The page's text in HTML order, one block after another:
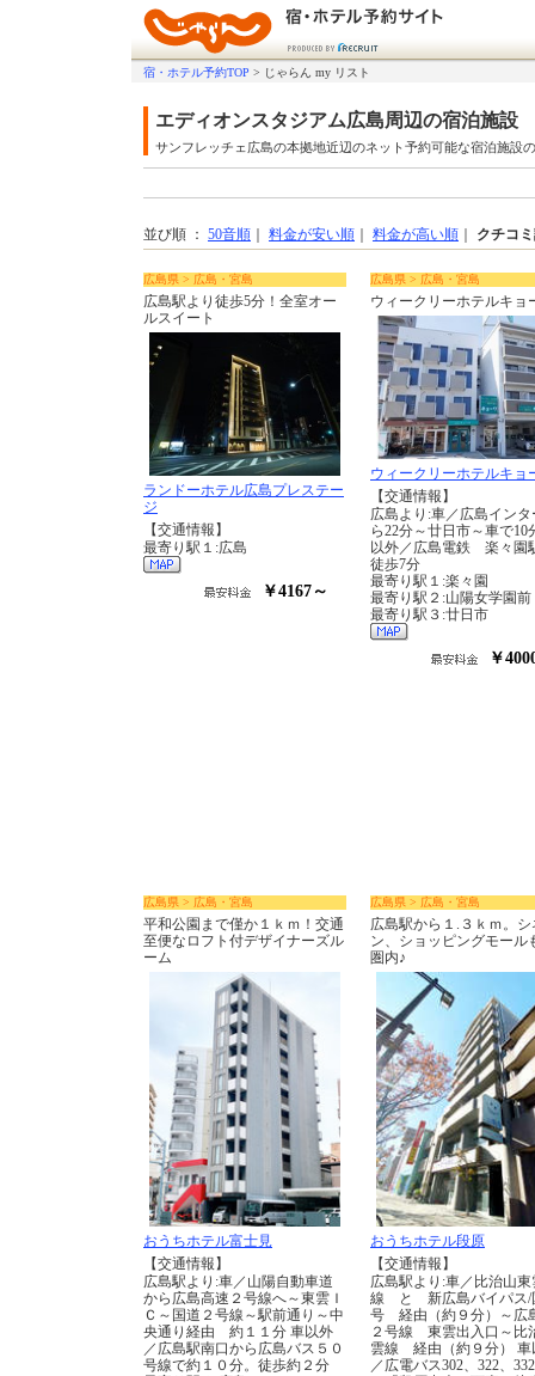
宿・ホテル予約TOP > じゃらん my リスト
エディオンスタジアム広島周辺の宿泊施設
サンフレッチェ広島の本拠地近辺のネット予約可能な宿泊施設
並び順 ： 50音順 料金が安い順 料金が高い順 クチコ
広島県 > 広島・宮島
広島駅より徒歩5分！全室オー
ルスイート
ランドーホテル広島プレステー
ジ
【交通情報】
最寄り駅１:広島
￥4167～
広島県 > 広島・宮島
ウィークリーホテルキョ
ウィークリーホテルキョ
【交通情報】
広島より:車／広島インタ
ら22分～廿日市～車で10
以外／広島電鉄 楽々園
徒歩7分
最寄り駅１:楽々園
最寄り駅２:山陽女学園前
最寄り駅３:廿日市
￥
広島県 > 広島・宮島
平和公園まで僅か１ｋｍ！交通
至便なロフト付デザイナーズル
ーム
おうちホテル富士見
【交通情報】
広島駅より:車／山陽自動車道
から広島高速２号線へ～東雲Ｉ
Ｃ～国道２号線～駅前通り～中
央通り経由 約１１分 車以外
／広島駅南口から広島バス５０
号線で約１０分。徒歩約２分
広島県 > 広島・宮島
広島駅から１.３ｋｍ。シ
ン、ショッピングモール
圏内♪
おうちホテル段原
【交通情報】
広島駅より:車／比治山東
線 と 新広島バイパス/
号 経由（約９分）～広
２号線 東雲出入口～比
雲線 経由（約９分） 車
／広電バス302、322、